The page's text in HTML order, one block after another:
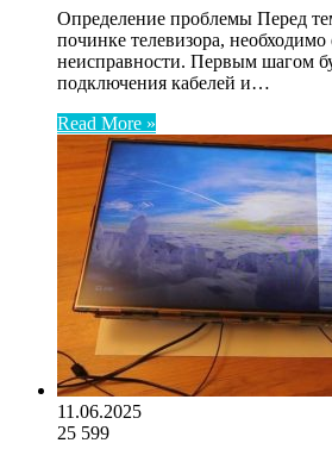
Определение проблемы Перед
починке телевизора,
неисправности. Первым шагом
подключения кабелей и…
Read More »
11.06.2025
25 599